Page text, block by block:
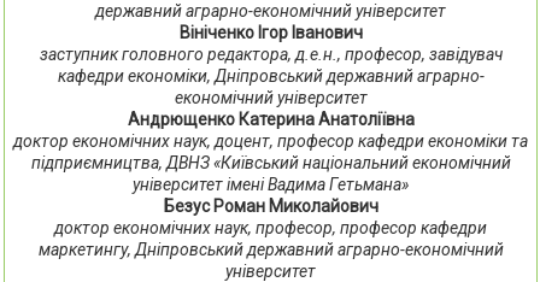
державний аграрно-економічний університет
Вініченко Ігор Іванович
заступник головного редактора, д.е.н., професор, завідувач
кафедри економіки, Дніпровський державний аграрно-
економічний університет
Андрющенко Катерина Анатоліївна
доктор економічних наук, доцент, професор кафедри економіки та
підприємництва, ДВНЗ «Київський національний економічний
університет імені Вадима Гетьмана»
Безус Роман Миколайович
доктор економічних наук, професор, професор кафедри
маркетингу, Дніпровський державний аграрно-економічний
університет